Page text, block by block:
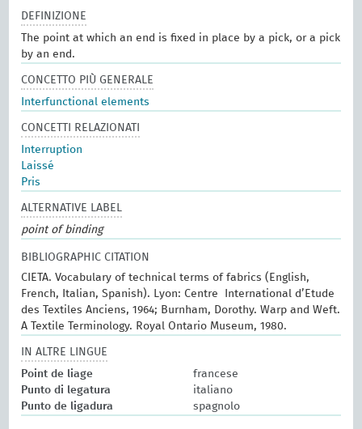
DEFINIZIONE
The point at which an end is fixed in place by a pick, or a pick
by an end.
CONCETTO PIÙ GENERALE
Interfunctional elements
CONCETTI RELAZIONATI
Interruption
Laissé
Pris
ALTERNATIVE LABEL
point of binding
BIBLIOGRAPHIC CITATION
CIETA. Vocabulary of technical terms of fabrics (English,
French, Italian, Spanish). Lyon: Centre International d’Etude
des Textiles Anciens, 1964; Burnham, Dorothy. Warp and Weft.
A Textile Terminology. Royal Ontario Museum, 1980.
IN ALTRE LINGUE
Point de liage
francese
Punto di legatura
italiano
Punto de ligadura
spagnolo